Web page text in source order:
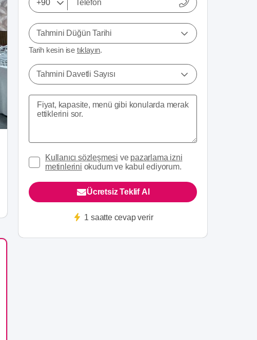
Tahmini Düğün Tarihi
Tarih kesin ise tıklayın.
Tahmini Davetli Sayısı
Kullanıcı sözleşmesi ve pazarlama izni
metinlerini okudum ve kabul ediyorum.
Ücretsiz Teklif Al
1 saatte cevap verir